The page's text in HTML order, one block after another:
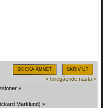
SKICKA ÄMNET SKRIV UT
« föregående nästa »
»
Marklund) »